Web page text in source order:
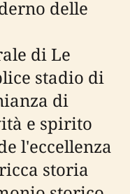
delle
di Le
stadio di
di
e spirito
l'eccellenza
storia